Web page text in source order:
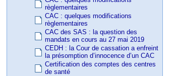
règlementaires
CAC : quelques modifications
règlementaires
CAC des SAS : la question des
mandats en cours au 27 mai 2019
CEDH : la Cour de cassation a enfreint
la présomption d’innocence d’un CAC
Certification des comptes des centres
de santé